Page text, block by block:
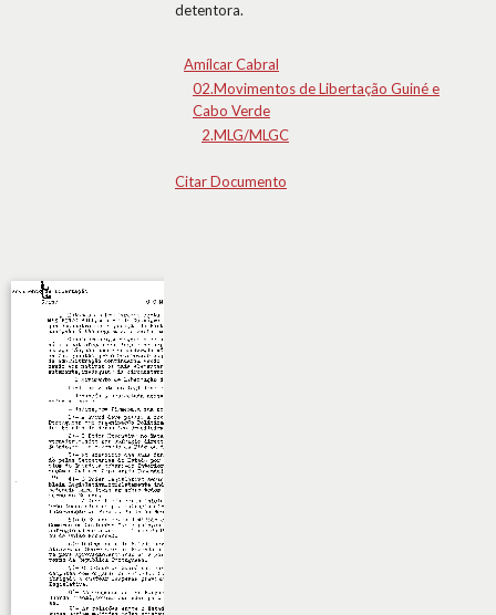
detentora.
Amílcar Cabral
02.Movimentos de Libertação Guiné e
Cabo Verde
2.MLG/MLGC
Citar Documento